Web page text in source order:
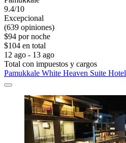
9.4/10
Excepcional
(639 opiniones)
$94 por noche
$104 en total
12 ago - 13 ago
Total con impuestos y cargos
Pamukkale White Heaven Suite Hotel